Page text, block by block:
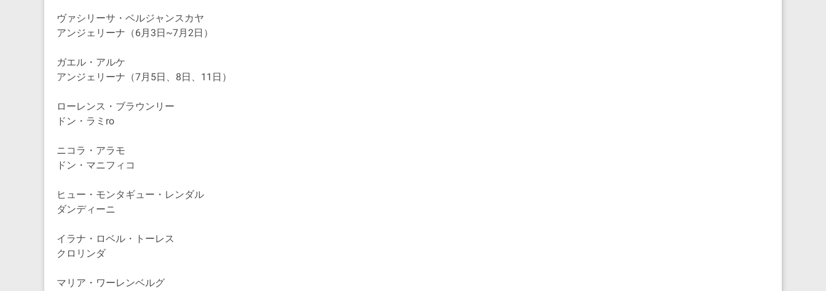
ヴァシリーサ・ベルジャンスカヤ
アンジェリーナ（6月3日~7月2日）
ガエル・アルケ
アンジェリーナ（7月5日、8日、11日）
ローレンス・ブラウンリー
ドン・ラミro
ニコラ・アラモ
ドン・マニフィコ
ヒュー・モンタギュー・レンダル
ダンディーニ
イラナ・ロベル・トーレス
クロリンダ
マリア・ワーレンベルグ